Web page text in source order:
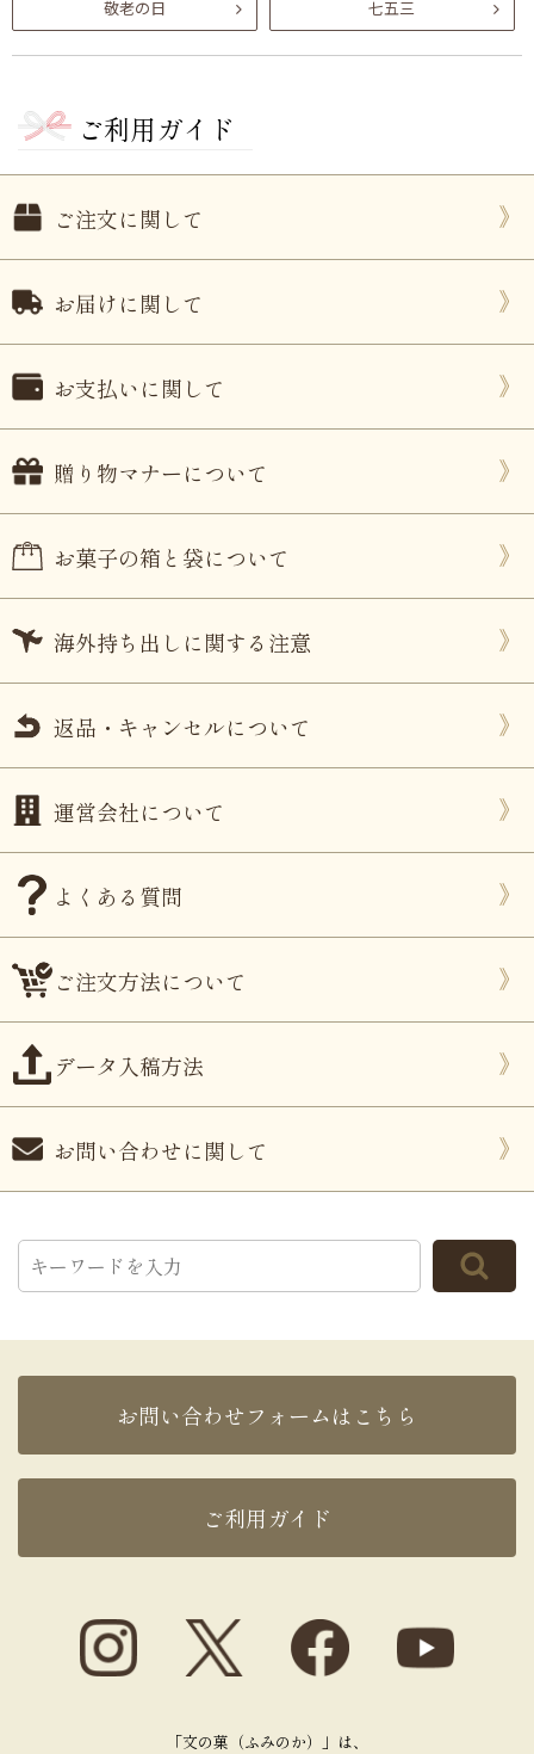
敬老の日 七五三
ご利用ガイド
ご注文に関して
お届けに関して
お支払いに関して
贈り物マナーについて
お菓子の箱と袋について
海外持ち出しに関する注意
返品・キャンセルについて
運営会社について
よくある質問
ご注文方法について
データ入稿方法
お問い合わせに関して
お問い合わせフォームはこちら
ご利用ガイド
「文の菓（ふみのか）」は、